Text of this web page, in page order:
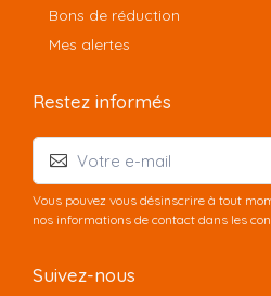
Bons de réduction
Mes alertes
Restez informés
Vous pouvez vous désinscrire à tout
nos informations de contact dans les
Suivez-nous